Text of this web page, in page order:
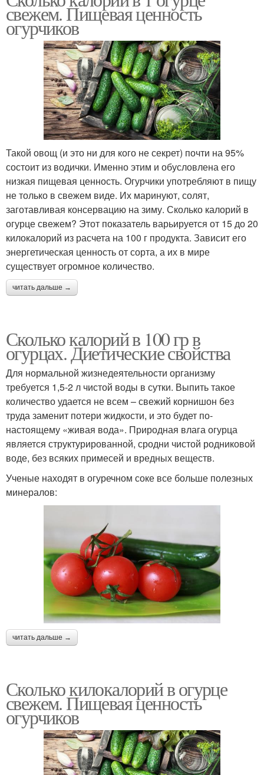
свежем. Пищевая ценность
огурчиков
Такой овощ (и это ни для кого не секрет) почти на 95%
состоит из водички. Именно этим и обусловлена его
низкая пищевая ценность. Огурчики употребляют в пищу
не только в свежем виде. Их маринуют, солят,
заготавливая консервацию на зиму. Сколько калорий в
огурце свежем? Этот показатель варьируется от 15 до 20
килокалорий из расчета на 100 г продукта. Зависит его
энергетическая ценность от сорта, а их в мире
существует огромное количество.
читать дальше →
Сколько калорий в 100 гр в
огурцах. Диетические свойства
Для нормальной жизнедеятельности организму
требуется 1,5-2 л чистой воды в сутки. Выпить такое
количество удается не всем – свежий корнишон без
труда заменит потери жидкости, и это будет по-
настоящему «живая вода». Природная влага огурца
является структурированной, сродни чистой родниковой
воде, без всяких примесей и вредных веществ.
Ученые находят в огуречном соке все больше полезных
минералов:
читать дальше →
Сколько килокалорий в огурце
свежем. Пищевая ценность
огурчиков